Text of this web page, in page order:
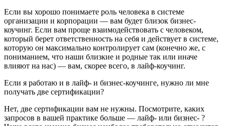
Если вы хорошо понимаете роль человека в системе
организации и корпорации — вам будет близок бизнес-
коучинг. Если вам проще взаимодействовать с человеком,
который берет ответственность на себя и действует в системе,
которую он максимально контролирует сам (конечно же, с
пониманием, что наши близкие и родные так или иначе
влияют на нас) — вам, скорее всего, в лайф-коучинг.
Если я работаю и в лайф- и бизнес-коучинге, нужно ли мне
получать две сертификации?
Нет, две сертификации вам не нужны. Посмотрите, каких
запросов в вашей практике больше — лайф- или бизнес- ?